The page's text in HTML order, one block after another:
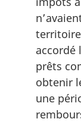
accordé
prêts
obtenir
une